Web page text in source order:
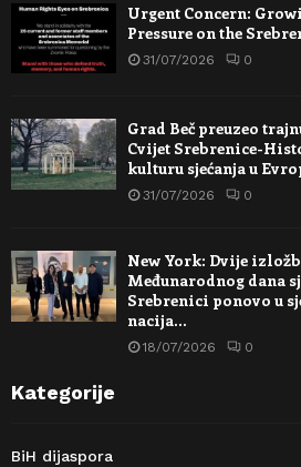
Urgent Concern:
Pressure on the
31/07/2026 0
Grad Beč preuzeo
Cvijet Srebrenice-
kulturu sjećanja u
31/07/2026 0
New York: Dvije
Međunarodnog dana
Srebrenici ponovo u
nacija…
18/07/2026 0
Kategorije
BiH dijaspora